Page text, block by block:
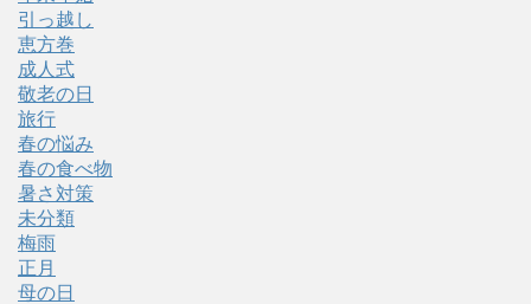
引っ越し
恵方巻
成人式
敬老の日
旅行
春の悩み
春の食べ物
暑さ対策
未分類
梅雨
正月
母の日